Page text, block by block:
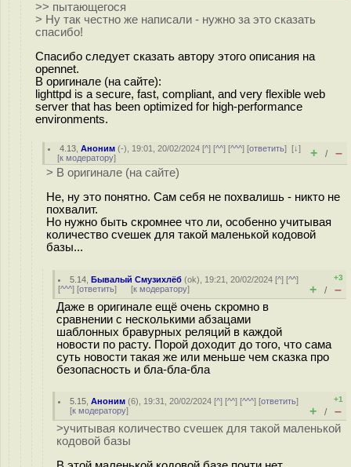
>> пытающегося
> Ну так честно же написали - нужно за это сказать
спасибо!
Спасибо следует сказать автору этого описания на
opennet.
В оригинале (на сайте):
lighttpd is a secure, fast, compliant, and very flexible web
server that has been optimized for high-performance
environments.
4.13 ,Аноним (-), 19:01, 20/02/2024 [^] [^^] [^^^] [ответить][↓]
[к модератору] + / –
> В оригинале (на сайте)
Не, ну это понятно. Сам себя не похвалишь - никто не
похвалит.
Но нужно быть скромнее что ли, особенно учитывая
количество cveшек для такой маленькой кодовой
базы...
5.14 ,Бывалый Смузихлёб (ok), 19:21, 20/02/2024 [^] [^^]
[^^^] [ответить] [к модератору]
+3
+ / –
Даже в оригинале ещё очень скромно в
сравнении с несколькими абзацами
шаблонных бравурных реляций в каждой
новости по расту. Порой доходит до того, что сама
суть новости такая же или меньше чем сказка про
безопасность и бла-бла-бла
5.15 ,Аноним (6), 19:31, 20/02/2024 [^] [^^] [^^^] [ответить]
[к модератору]
+1
+ / –
>учитывая количество cveшек для такой маленькой
кодовой базы